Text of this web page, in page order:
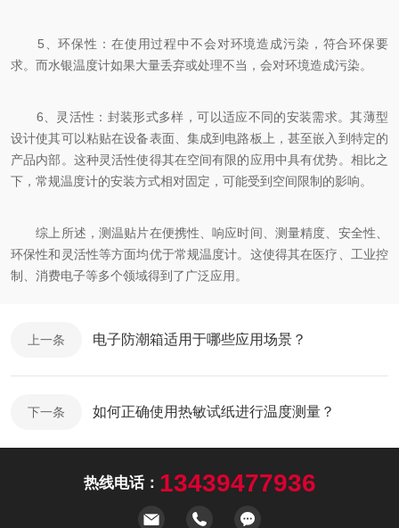
5、环保性：在使用过程中不会对环境造成污染，符合环保要
求。而水银温度计如果大量丢弃或处理不当，会对环境造成污染。
6、灵活性：封装形式多样，可以适应不同的安装需求。其薄型
设计使其可以粘贴在设备表面、集成到电路板上，甚至嵌入到特定的
产品内部。这种灵活性使得其在空间有限的应用中具有优势。相比之
下，常规温度计的安装方式相对固定，可能受到空间限制的影响。
综上所述，测温贴片在便携性、响应时间、测量精度、安全性、
环保性和灵活性等方面均优于常规温度计。这使得其在医疗、工业控
制、消费电子等多个领域得到了广泛应用。
上一条 电子防潮箱适用于哪些应用场景？
下一条 如何正确使用热敏试纸进行温度测量？
热线电话： 13439477936